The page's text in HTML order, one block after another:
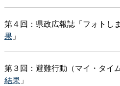
第４回：県政広報誌「フォトし
果」
第３回：避難行動（マイ・タイ
結果」